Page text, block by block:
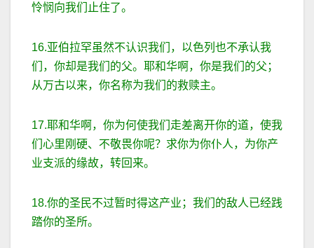
怜悯向我们止住了。
16.亚伯拉罕虽然不认识我们，以色列也不承认我
们，你却是我们的父。耶和华啊，你是我们的父；
从万古以来，你名称为我们的救赎主。
17.耶和华啊，你为何使我们走差离开你的道，使我
们心里刚硬、不敬畏你呢？求你为你仆人，为你产
业支派的缘故，转回来。
18.你的圣民不过暂时得这产业；我们的敌人已经践
踏你的圣所。